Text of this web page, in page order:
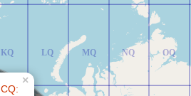
KQ LQ MQ NQ OQ
×